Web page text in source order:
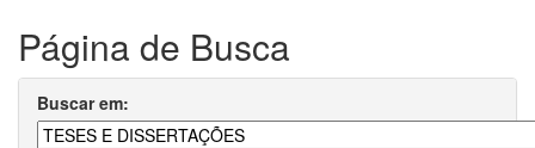
Página de Busca
Buscar em: